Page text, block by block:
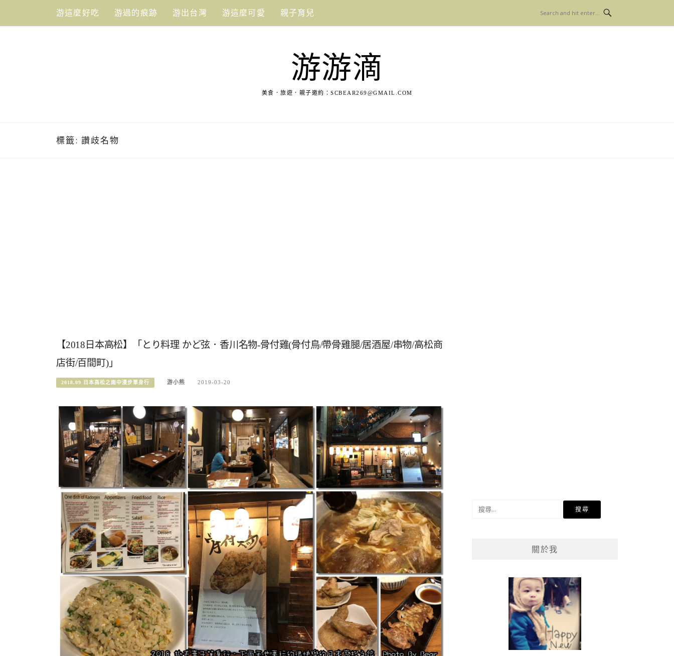
content
游這麼好吃 游過的痕跡 游出台灣 游這麼可愛 親子育兒
游游滴
美食．旅遊．親子邀約： SCBEAR269@GMAIL.COM
標籤: 讚歧名物
【2018日本高松】「とり料理 かど弦．香川名物-骨付雞(骨付鳥/帶骨雞腿/居酒屋/串物/高松商
店街/百間町)」
2018.09 日本高松之雨中漫步單身行 游小熊 2019-03-20
關於我